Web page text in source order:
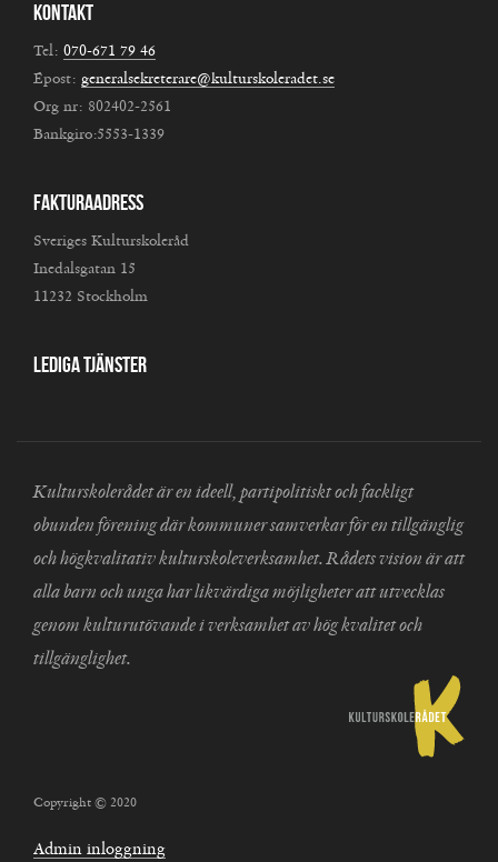
Kontakt
Tel: 070-671 79 46
Epost: generalsekreterare@kulturskoleradet.se
Org nr: 802402-2561
Bankgiro:5553-1339
Fakturaadress
Sveriges Kulturskoleråd
Inedalsgatan 15
11232 Stockholm
Lediga tjänster
Kulturskolerådet är en ideell, partipolitiskt och fackligt
obunden förening där kommuner samverkar för en tillgänglig
och högkvalitativ kulturskoleverksamhet. Rådets vision är att
alla barn och unga har likvärdiga möjligheter att utvecklas
genom kulturutövande i verksamhet av hög kvalitet och
tillgänglighet.
Copyright © 2020
Admin inloggning